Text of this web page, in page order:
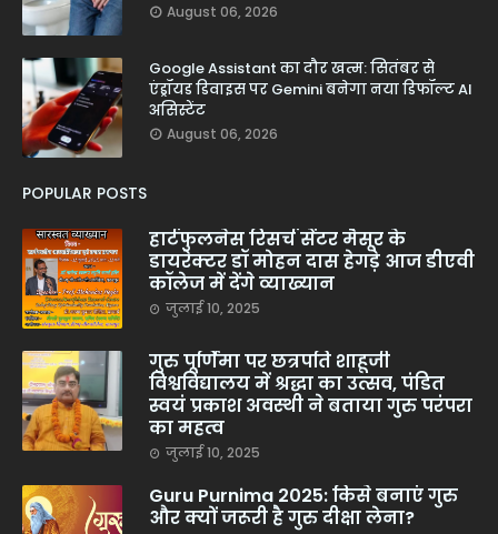
August 06, 2026
Google Assistant का दौर खत्म: सितंबर से
एंड्रॉयड डिवाइस पर Gemini बनेगा नया डिफॉल्ट AI
असिस्टेंट
August 06, 2026
POPULAR POSTS
हार्टफुलनेस रिसर्च सेंटर मैसूर के
डायरेक्टर डॉ मोहन दास हेगड़े आज डीएवी
कॉलेज में देंगे व्याख्यान
जुलाई 10, 2025
गुरु पूर्णिमा पर छत्रपति शाहूजी
विश्वविद्यालय में श्रद्धा का उत्सव, पंडित
स्वयं प्रकाश अवस्थी ने बताया गुरु परंपरा
का महत्व
जुलाई 10, 2025
Guru Purnima 2025: किसे बनाएं गुरु
और क्यों जरूरी है गुरु दीक्षा लेना?